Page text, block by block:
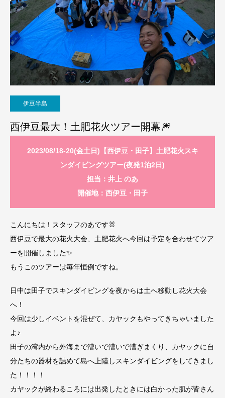
伊豆半島
西伊豆最大！土肥花火ツアー開幕🎆
2023/08/18-20(金土日)【西伊豆・田子】土肥花火スキ
ンダイビングツアー(夜発1泊2日)
担当：井上 のあ
開催地：西伊豆・田子
こんにちは！スタッフのあです🐰
西伊豆で最大の花火大会、土肥花火へ今回は予定を合わせてツア
ーを開催しました✨
もうこのツアーは毎年恒例ですね。
日中は田子でスキンダイビングを夜からは土へ移動し花火大会
へ！
今回は少しイベントを混ぜて、カヤックもやってきちゃいました
よ♪
田子の湾内から外海まで漕いで漕いで漕ぎまくり、カヤックに自
分たちの器材を詰めて島へ上陸しスキンダイビングをしてきまし
た！！！！
カヤックが終わるころには出発したときには白かった肌が皆さん